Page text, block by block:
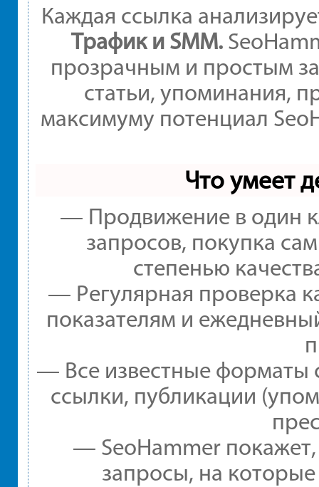
Каждая ссылка
Трафик и SMM.
прозрачным и простым
статьи, упоминания,
максимуму потенциал
Что умеет
— Продвижение в один
запросов, покупка
степенью
— Регулярная проверка
показателям и
— Все известные форматы
ссылки, публикации
— SeoHammer покажет,
запросы, на